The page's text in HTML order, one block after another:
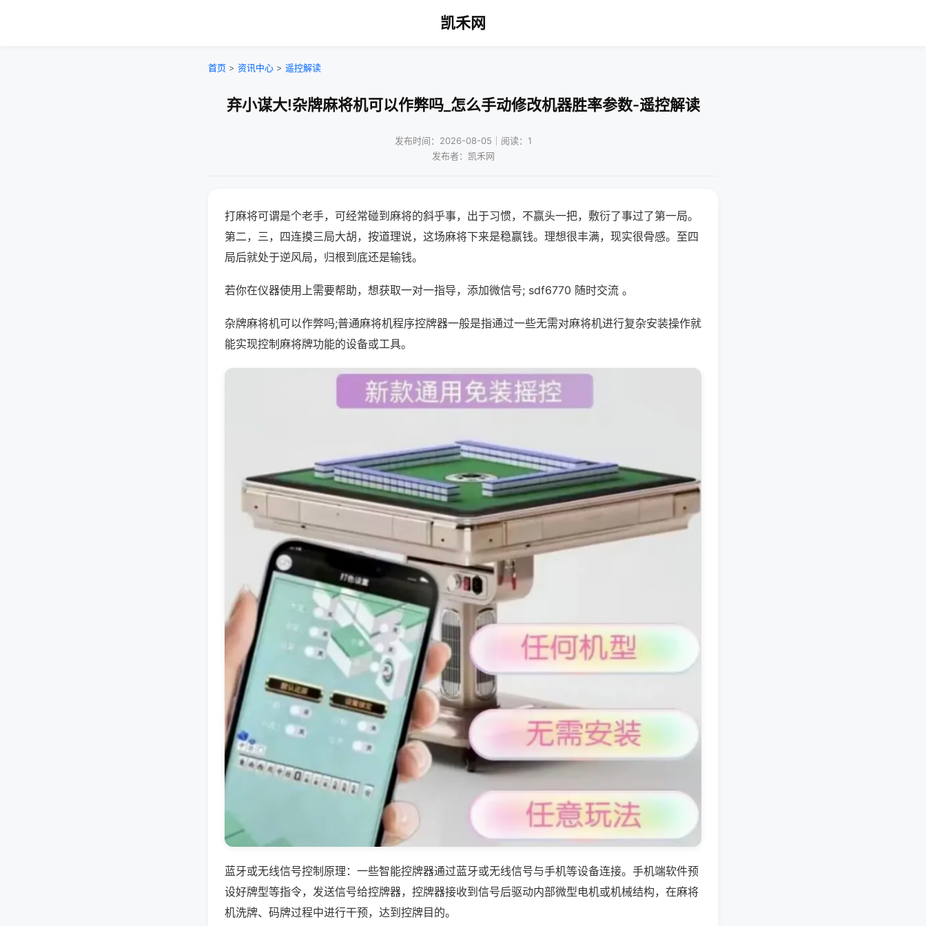
凯禾网
首页 > 资讯中心 > 遥控解读
弃小谋大!杂牌麻将机可以作弊吗_怎么手动修改机器胜率参数-遥控解读
发布时间：2026-08-05｜阅读：1
发布者：凯禾网
打麻将可谓是个老手，可经常碰到麻将的斜乎事，出于习惯，不赢头一把，敷衍了事过了第一局。
第二，三，四连摸三局大胡，按道理说，这场麻将下来是稳赢钱。理想很丰满，现实很骨感。至四
局后就处于逆风局，归根到底还是输钱。
若你在仪器使用上需要帮助，想获取一对一指导，添加微信号; sdf6770 随时交流 。
杂牌麻将机可以作弊吗;普通麻将机程序控牌器一般是指通过一些无需对麻将机进行复杂安装操作就
能实现控制麻将牌功能的设备或工具。
蓝牙或无线信号控制原理：一些智能控牌器通过蓝牙或无线信号与手机等设备连接。手机端软件预
设好牌型等指令，发送信号给控牌器，控牌器接收到信号后驱动内部微型电机或机械结构，在麻将
机洗牌、码牌过程中进行干预，达到控牌目的。